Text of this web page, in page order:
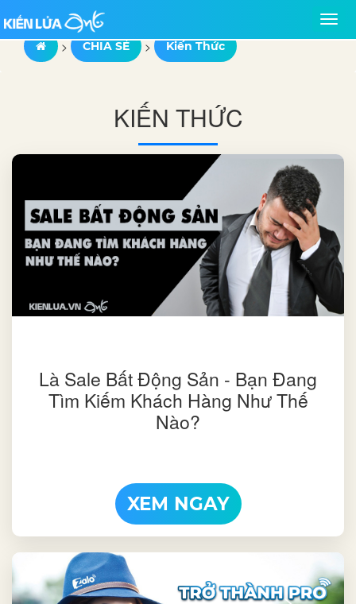
> CHIA SẺ > Kiến Thức
KIẾN THỨC
Là Sale Bất Động Sản - Bạn Đang
Tìm Kiếm Khách Hàng Như Thế
Nào?
XEM NGAY